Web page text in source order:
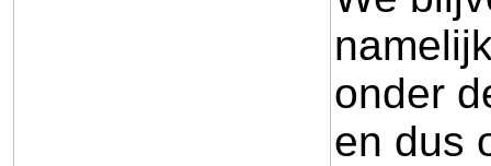
onder
en dus